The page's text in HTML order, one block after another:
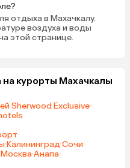
отдыха в Махачкалу.
воздуха и воды
этой странице.
курорты Махачкалы
Sherwood Exclusive·
·
·Калининград·Сочи·
Москва·Анапа·